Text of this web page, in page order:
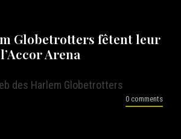
Globetrotters fêtent leur
Arena
des Harlem Globetrotters
0 comments